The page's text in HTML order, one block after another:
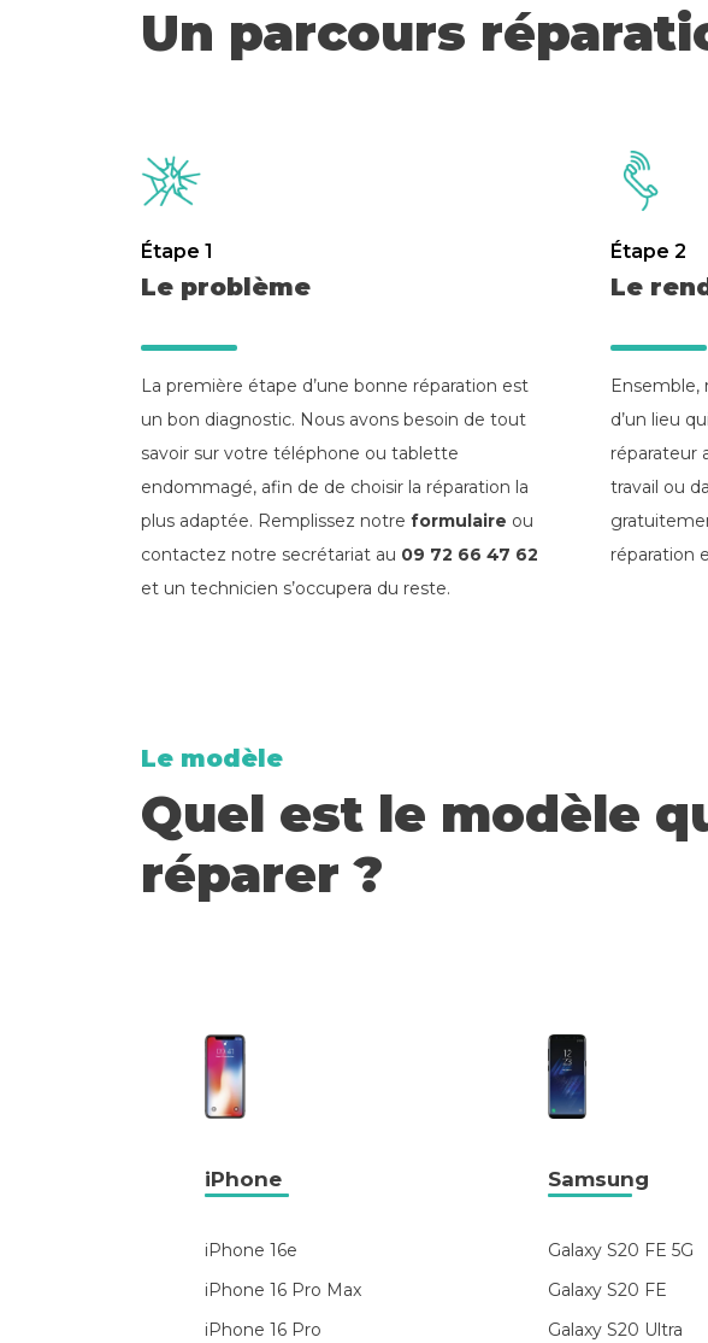
Un parcours
Étape 1
Le problème
La première étape d’une bonne réparation est
un bon diagnostic. Nous avons besoin de tout
savoir sur votre téléphone ou tablette
endommagé, afin de de choisir la réparation la
plus adaptée. Remplissez notre formulaire ou
contactez notre secrétariat au 09 72 66 47 62
et un technicien s’occupera du reste.
Étape 2
Le
Ensemble,
d’un lieu
réparateur
travail ou
réparation
Le modèle
Quel est le modèle
réparer ?
iPhone
iPhone 16e
iPhone 16 Pro Max
iPhone 16 Pro
Samsung
Galaxy S20 FE 5G
Galaxy S20 FE
Galaxy S20 Ultra